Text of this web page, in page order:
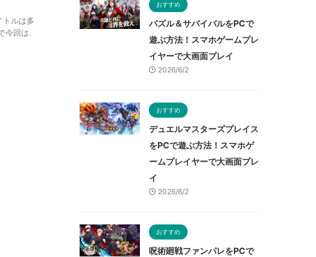
トルは多
回は、
おすすめ
パズル＆サバイバルをPCで
遊ぶ方法！スマホゲームプレ
イヤーで大画面プレイ
2026/6/2
おすすめ
デュエルマスターズプレイス
をPCで遊ぶ方法！スマホゲ
ームプレイヤーで大画面プレ
イ
2026/6/2
おすすめ
呪術廻戦ファンパレをPCで